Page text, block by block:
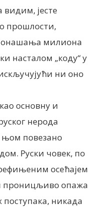
видим, јесте
прошлости,
милиона
насталом „коду“ у
ни оно
основну и
нерода
њом повезано
Руски човек, по
осећајем
проницљиво опажа
никада